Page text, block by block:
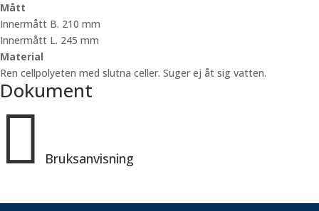
Mått
Innermått B. 210 mm
Innermått L. 245 mm
Material
Ren cellpolyeten med slutna celler. Suger ej åt sig vatten.
Dokument
 Bruksanvisning